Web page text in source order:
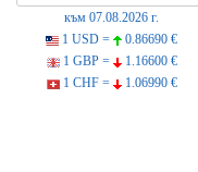
към 07.08.2026 г.
1 USD =
0.86690 €
1 GBP =
1.16600 €
1 CHF =
1.06990 €